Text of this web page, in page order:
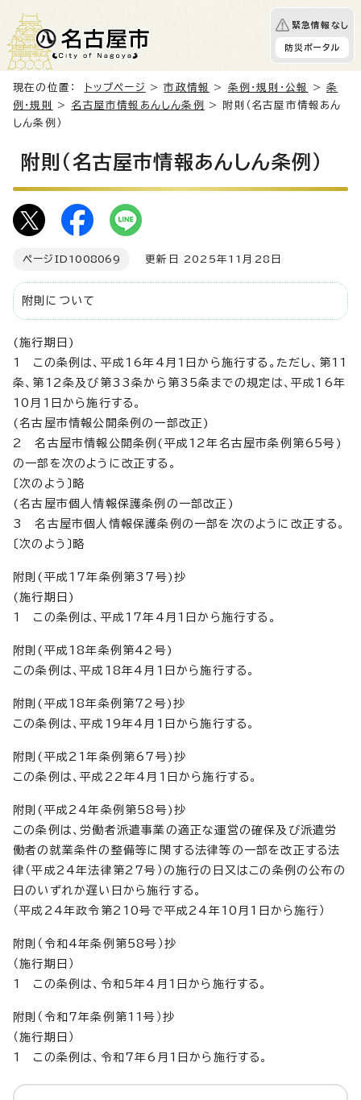
緊急情報なし
防災ポータル
現在の位置： トップページ >市政情報 > 条例・規則・公報 >条
例・規則
> 名古屋市情報あんしん条例
> 附則（名古屋市情報あん
しん条例）
附則（名古屋市情報あんしん条例）
ページID 1008069 更新日 2025年11月28日
附則について
(施行期日)
1 この条例は、平成16年4月1日から施行する。ただし、第11
条、第12条及び第33条から第35条までの規定は、平成16年
10月1日から施行する。
(名古屋市情報公開条例の一部改正)
2 名古屋市情報公開条例(平成12年名古屋市条例第65号)
の一部を次のように改正する。
〔次のよう〕略
(名古屋市個人情報保護条例の一部改正)
3 名古屋市個人情報保護条例の一部を次のように改正する。
〔次のよう〕略
附則(平成17年条例第37号)抄
(施行期日)
1 この条例は、平成17年4月1日から施行する。
附則(平成18年条例第42号)
この条例は、平成18年4月1日から施行する。
附則(平成18年条例第72号)抄
この条例は、平成19年4月1日から施行する。
附則(平成21年条例第67号)抄
この条例は、平成22年4月1日から施行する。
附則(平成24年条例第58号)抄
この条例は、労働者派遣事業の適正な運営の確保及び派遣労
働者の就業条件の整備等に関する法律等の一部を改正する法
律（平成24年法律第27号）の施行の日又はこの条例の公布の
日のいずれか遅い日から施行する。
（平成24年政令第210号で平成24年10月1日から施行）
附則（令和4年条例第58号）抄
（施行期日）
1 この条例は、令和5年4月1日から施行する。
附則（令和7年条例第11号）抄
（施行期日）
1 この条例は、令和7年6月1日から施行する。